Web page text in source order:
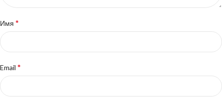
Имя *
Email *